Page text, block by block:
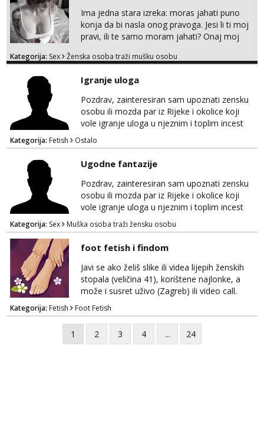
nudim za druženje večeras,noć kod
mene,javljanje isključivo pozivom
Ima jedna stara izreka: moras jahati puno
konja da bi nasla onog pravoga. Jesi li ti moj
pravi, ili te samo moram jahati? Onaj moj
na sexdater link i javi mi se tamo....
Kategorija: Sex Ženska osoba traži mušku osobu
Igranje uloga
Pozdrav, zainteresiran sam upoznati zensku
osobu ili mozda par iz Rijeke i okolice koji
vole igranje uloga u njeznim i toplim incest
pricama, izgled nebitan, bitno je da znas sto
zelis i da se volis zabavljati. Javitese na mail,
viber, wapp ili zovite. Samo ozbiljni, hvala
Kategorija: Fetish Ostalo
Ugodne fantazije
Pozdrav, zainteresiran sam upoznati zensku
osobu ili mozda par iz Rijeke i okolice koji
vole igranje uloga u njeznim i toplim incest
pricama, izgled nebitan, bitno je da znas sto
zelis i da se volis zabavljati. Javitese na mail,
viber, wapp ili zovite. Samo ozbiljni, hvala
Kategorija: Sex Muška osoba traži žensku osobu
foot fetish i findom
Javi se ako želiš slike ili videa lijepih ženskih
stopala (veličina 41), korištene najlonke, a
može i susret uživo (Zagreb) ili video call.
Mlada sam, lijepa i obrazovana te spremna za
dogovore i ispunjavanje želja. Molim samo
ozbiljni, spremni na dugoročnu suradnju i koji
mogu adekvatno platiti ono što nudim. :)
Kategorija: Fetish Foot Fetish
1 2 3 4 ... 24